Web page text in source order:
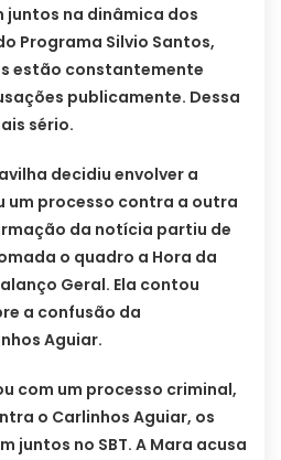
na dinâmica dos
Programa Silvio Santos,
estão constantemente
publicamente. Dessa
sério.
decidiu envolver a
um processo contra a outra
da notícia partiu de
o quadro a Hora da
Geral. Ela contou
a confusão da
Aguiar.
com um processo criminal,
o Carlinhos Aguiar, os
juntos no SBT. A Mara acusa